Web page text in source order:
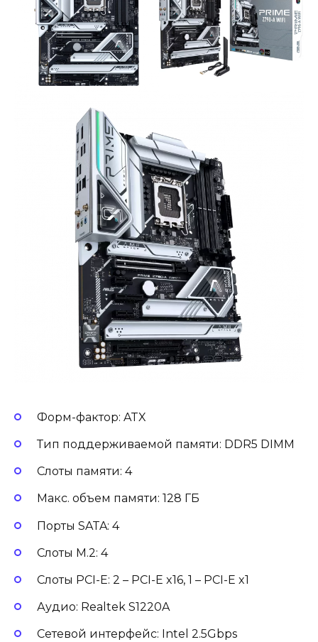
Форм-фактор: ATX
Тип поддерживаемой памяти: DDR5 DIMM
Слоты памяти: 4
Макс. объем памяти: 128 ГБ
Порты SATA: 4
Слоты M.2: 4
Слоты PCI-E: 2 – PCI-E x16, 1 – PCI-E x1
Аудио: Realtek S1220A
Сетевой интерфейс: Intel 2.5Gbps